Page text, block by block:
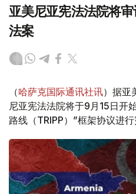
亚美尼亚宪法法院将
法案
（哈萨克国际通讯社讯）据亚
尼亚宪法法院将于9月15日开
路线（TRIPP）”框架协议进行